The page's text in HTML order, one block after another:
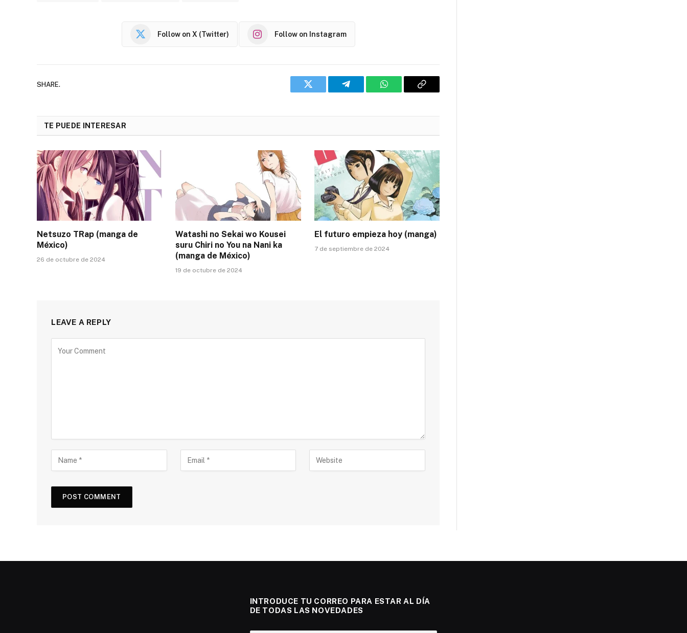
Follow on X (Twitter) Follow on Instagram
SHARE.
Twitter Telegram WhatsAppCopy
TE PUEDE INTERESAR
Netsuzo TRap (manga de
México)
26 de octubre de 2024
Watashi no Sekai wo Kousei
suru Chiri no You na Nani ka
(manga de México)
19 de octubre de 2024
El futuro empieza hoy (manga)
7 de septiembre de 2024
LEAVE A REPLY
INTRODUCE TU CORREO PARA ESTAR AL DÍA
DE TODAS LAS NOVEDADES